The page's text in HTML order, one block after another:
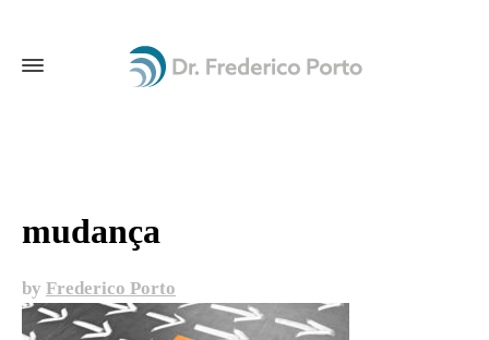
mudança
by Frederico Porto